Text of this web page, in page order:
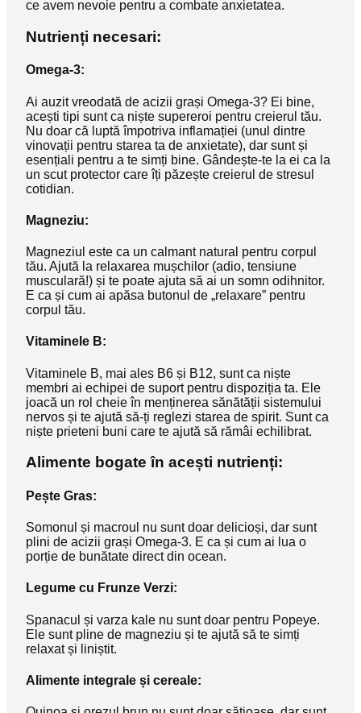
ce avem nevoie pentru a combate anxietatea.
Nutrienți necesari:
Omega-3:
Ai auzit vreodată de acizii grași Omega-3? Ei bine,
acești tipi sunt ca niște supereroi pentru creierul tău.
Nu doar că luptă împotriva inflamației (unul dintre
vinovații pentru starea ta de anxietate), dar sunt și
esențiali pentru a te simți bine. Gândește-te la ei ca la
un scut protector care îți păzește creierul de stresul
cotidian.
Magneziu:
Magneziul este ca un calmant natural pentru corpul
tău. Ajută la relaxarea mușchilor (adio, tensiune
musculară!) și te poate ajuta să ai un somn odihnitor.
E ca și cum ai apăsa butonul de „relaxare” pentru
corpul tău.
Vitaminele B:
Vitaminele B, mai ales B6 și B12, sunt ca niște
membri ai echipei de suport pentru dispoziția ta. Ele
joacă un rol cheie în menținerea sănătății sistemului
nervos și te ajută să-ți reglezi starea de spirit. Sunt ca
niște prieteni buni care te ajută să rămâi echilibrat.
Alimente bogate în acești nutrienți:
Pește Gras:
Somonul și macroul nu sunt doar delicioși, dar sunt
plini de acizii grași Omega-3. E ca și cum ai lua o
porție de bunătate direct din ocean.
Legume cu Frunze Verzi:
Spanacul și varza kale nu sunt doar pentru Popeye.
Ele sunt pline de magneziu și te ajută să te simți
relaxat și liniștit.
Alimente integrale și cereale: